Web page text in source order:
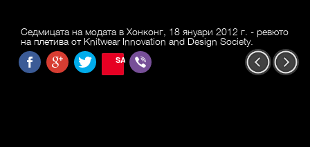
Седмицата на модата в Хонконг, 18 януари 2012 г. - ревюто
на плетива от Knitwear Innovation and Design Society.
SAVE